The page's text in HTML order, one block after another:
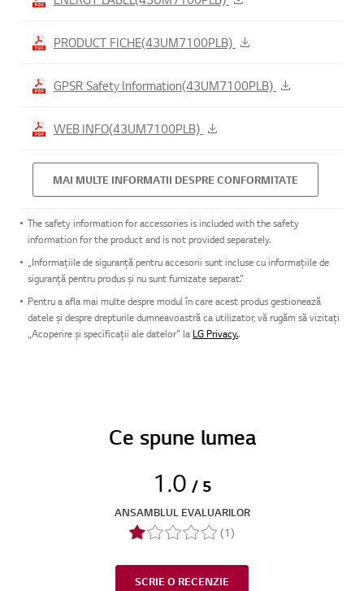
PRODUCT FICHE(43UM7100PLB)
GPSR Safety Information(43UM7100PLB)
WEB INFO(43UM7100PLB)
MAI MULTE INFORMATII DESPRE CONFORMITATE
The safety information for accessories is included with the safety
information for the product and is not provided separately.
„Informațiile de siguranță pentru accesorii sunt incluse cu informațiile de
siguranță pentru produs și nu sunt furnizate separat.”
Pentru a afla mai multe despre modul în care acest produs gestionează
datele și despre drepturile dumneavoastră ca utilizator, vă rugăm să vizitați
„Acoperire și specificații ale datelor” la LG Privacy..
Ce spune lumea
1.0 / 5
ANSAMBLUL EVALUARILOR
(1)
SCRIE O RECENZIE